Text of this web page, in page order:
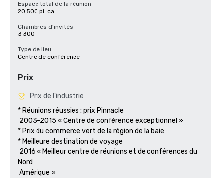
Espace total de la réunion
20 500 pi. ca.
Chambres d'invités
3 300
Type de lieu
Centre de conférence
Prix
Prix de l'industrie
* Réunions réussies : prix Pinnacle
2003-2015 « Centre de conférence exceptionnel »
* Prix du commerce vert de la région de la baie
* Meilleure destination de voyage
2016 « Meilleur centre de réunions et de conférences du
Nord
Amérique »